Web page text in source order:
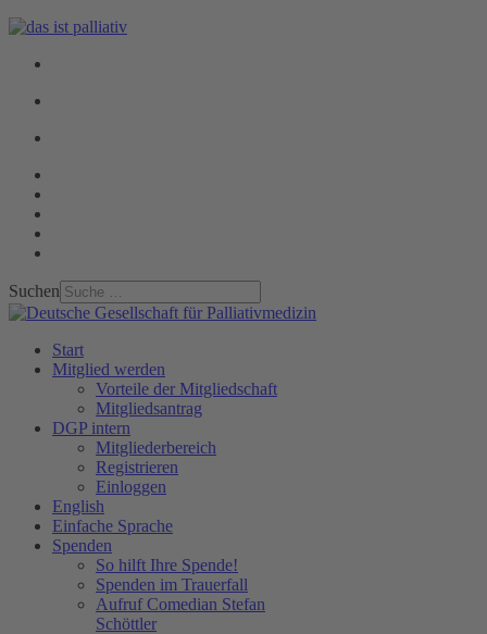
Suchen
Start
Mitglied werden
Vorteile der Mitgliedschaft
Mitgliedsantrag
DGP intern
Mitgliederbereich
Registrieren
Einloggen
English
Einfache Sprache
Spenden
So hilft Ihre Spende!
Spenden im Trauerfall
Aufruf Comedian Stefan
Schöttler